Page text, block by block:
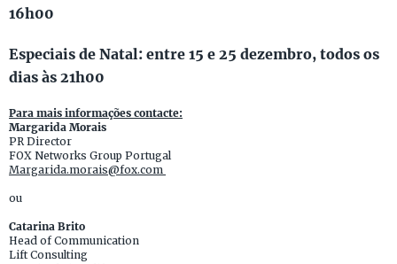
16h00
Especiais de Natal: entre 15 e 25 dezembro, todos os
dias às 21h00
Para mais informações contacte:
Margarida Morais
PR Director
FOX Networks Group Portugal
Margarida.morais@fox.com
ou
Catarina Brito
Head of Communication
Lift Consulting